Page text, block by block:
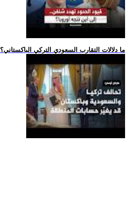
.. ما دلالات التقارب السعودي التركي الباكستاني؟